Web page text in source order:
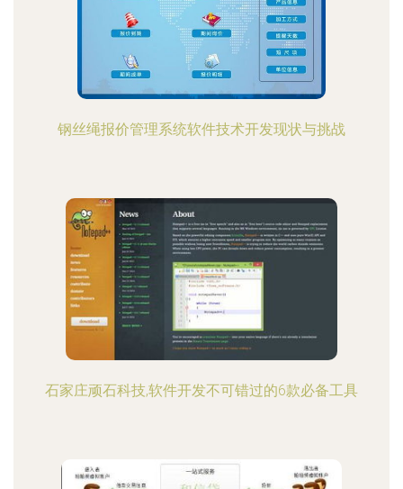
钢丝绳报价管理系统软件技术开发现状与挑战
石家庄顽石科技,软件开发不可错过的6款必备工具